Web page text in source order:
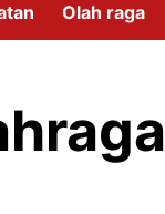
Olah raga